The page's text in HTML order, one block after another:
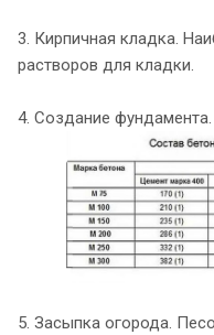
3. Кирпичная кладка.
растворов для кладки.
4. Создание
5. Засыпка огорода.